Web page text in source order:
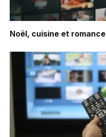
Noël, cuisine et romance